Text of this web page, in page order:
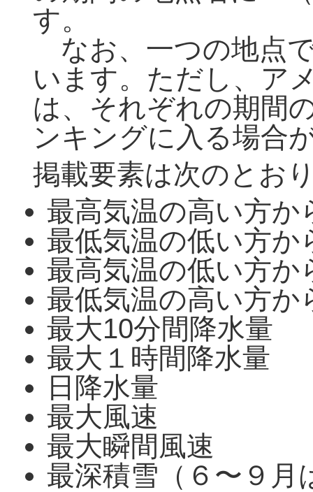
す。
なお、一つの地点
います。ただし、ア
は、それぞれの期間
ンキングに入る場合
掲載要素は次のとお
最高気温の高い方か
最低気温の低い方か
最高気温の低い方か
最低気温の高い方か
最大10分間降水量
最大１時間降水量
日降水量
最大風速
最大瞬間風速
最深積雪（６〜９月